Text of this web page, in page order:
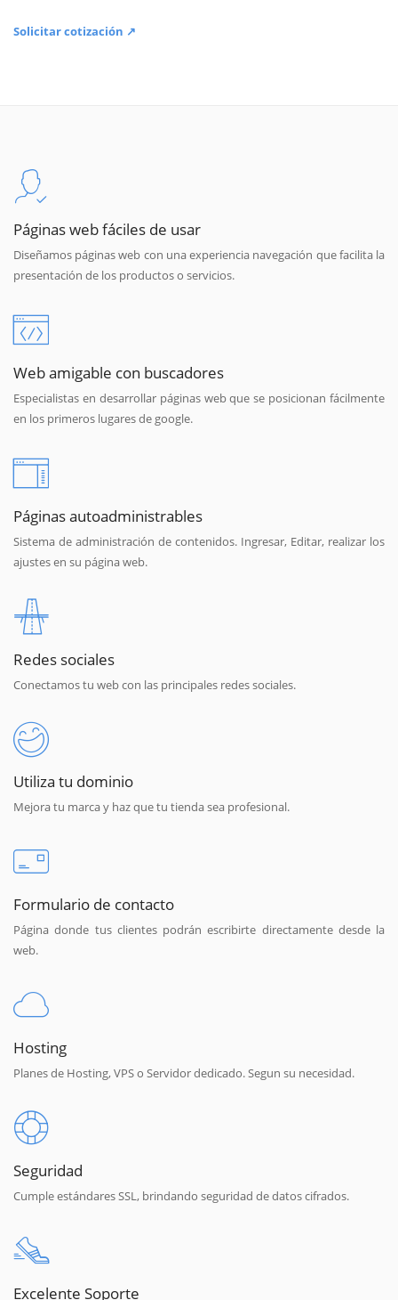
Solicitar cotización ↗
Páginas web fáciles de usar
Diseñamos páginas web con una experiencia navegación que facilita la
presentación de los productos o servicios.
Web amigable con buscadores
Especialistas en desarrollar páginas web que se posicionan fácilmente
en los primeros lugares de google.
Páginas autoadministrables
Sistema de administración de contenidos. Ingresar, Editar, realizar los
ajustes en su página web.
Redes sociales
Conectamos tu web con las principales redes sociales.
Utiliza tu dominio
Mejora tu marca y haz que tu tienda sea profesional.
Formulario de contacto
Página donde tus clientes podrán escribirte directamente desde la
web.
Hosting
Planes de Hosting, VPS o Servidor dedicado. Segun su necesidad.
Seguridad
Cumple estándares SSL, brindando seguridad de datos cifrados.
Excelente Soporte